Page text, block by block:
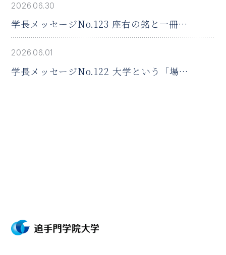
2026.06.30
学長メッセージNo.123 座右の銘と一冊の
本
2026.06.01
学長メッセージNo.122 大学という「場」